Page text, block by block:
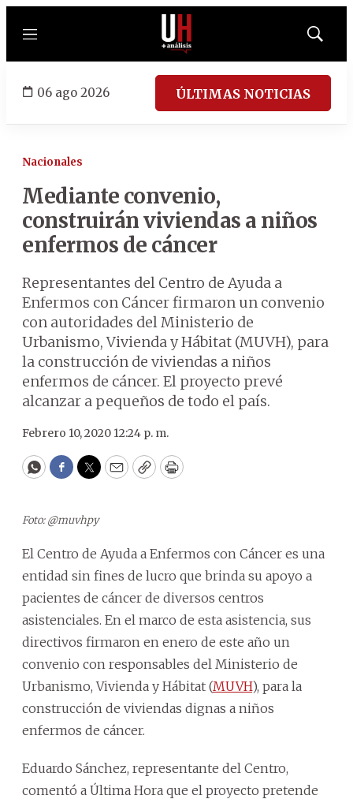
Menú
Mostrar
06 ago 2026 ÚLTIMAS NOTICIAS
Nacionales
Mediante convenio,
construirán viviendas a niños
enfermos de cáncer
Representantes del Centro de Ayuda a
Enfermos con Cáncer firmaron un convenio
con autoridades del Ministerio de
Urbanismo, Vivienda y Hábitat (MUVH), para
la construcción de viviendas a niños
enfermos de cáncer. El proyecto prevé
alcanzar a pequeños de todo el país.
Febrero 10, 2020 12:24 p. m.
WhatsApp
Facebook
Twitter
EmailCopyPrint
Foto: @muvhpy
El Centro de Ayuda a Enfermos con Cáncer es una
entidad sin fines de lucro que brinda su apoyo a
pacientes de cáncer de diversos centros
asistenciales. En el marco de esta asistencia, sus
directivos firmaron en enero de este año un
convenio con responsables del Ministerio de
Urbanismo, Vivienda y Hábitat (MUVH), para la
construcción de viviendas dignas a niños
enfermos de cáncer.
Eduardo Sánchez, representante del Centro,
comentó a Última Hora que el proyecto pretende